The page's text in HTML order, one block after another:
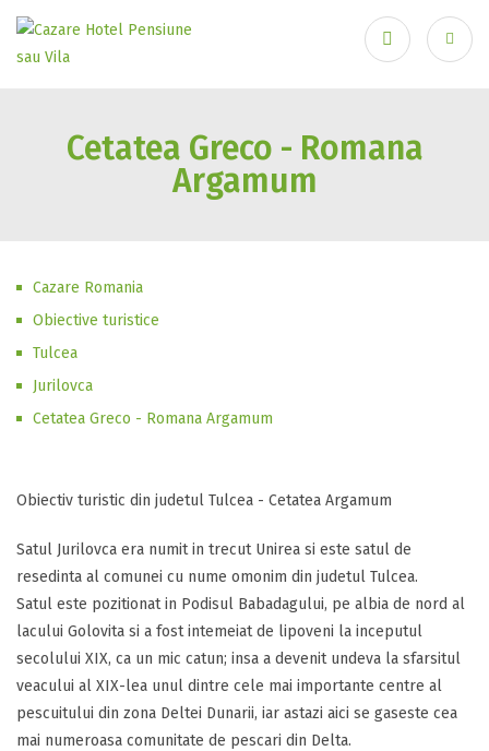
Ai uitat parola?
Cetatea Greco - Romana
Argamum
Cazare Romania
Obiective turistice
Tulcea
Jurilovca
Cetatea Greco - Romana Argamum
Obiectiv turistic din judetul Tulcea - Cetatea Argamum
Satul Jurilovca era numit in trecut Unirea si este satul de
resedinta al comunei cu nume omonim din judetul Tulcea.
Satul este pozitionat in Podisul Babadagului, pe albia de nord al
lacului Golovita si a fost intemeiat de lipoveni la inceputul
secolului XIX, ca un mic catun; insa a devenit undeva la sfarsitul
veacului al XIX-lea unul dintre cele mai importante centre al
pescuitului din zona Deltei Dunarii, iar astazi aici se gaseste cea
mai numeroasa comunitate de pescari din Delta.